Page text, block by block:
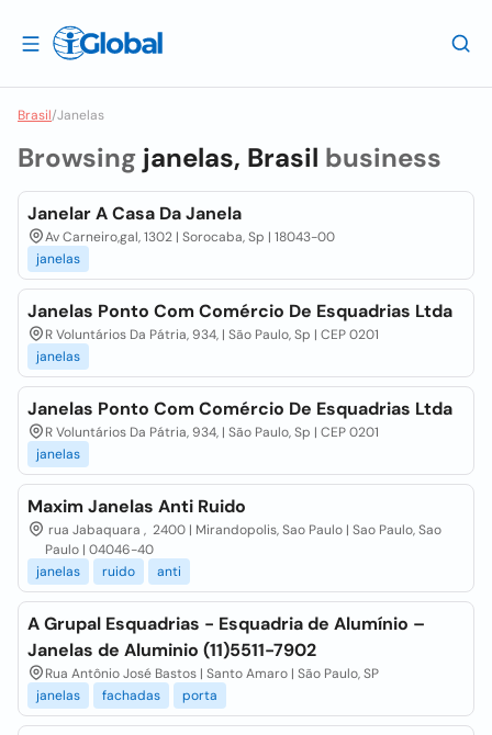
Brasil/Janelas
Browsing janelas, Brasil business
Janelar A Casa Da Janela
Av Carneiro,gal, 1302 | Sorocaba, Sp | 18043-00
janelas
Janelas Ponto Com Comércio De Esquadrias Ltda
R Voluntários Da Pátria, 934, | São Paulo, Sp | CEP 0201
janelas
Janelas Ponto Com Comércio De Esquadrias Ltda
R Voluntários Da Pátria, 934, | São Paulo, Sp | CEP 0201
janelas
Maxim Janelas Anti Ruido
rua Jabaquara , 2400 | Mirandopolis, Sao Paulo | Sao Paulo, Sao
Paulo | 04046-40
janelas
ruido anti
A Grupal Esquadrias - Esquadria de Alumínio –
Janelas de Aluminio (11)5511-7902
Rua Antônio José Bastos | Santo Amaro | São Paulo, SP
janelas
fachadas porta